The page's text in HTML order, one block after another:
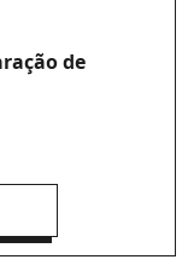
de